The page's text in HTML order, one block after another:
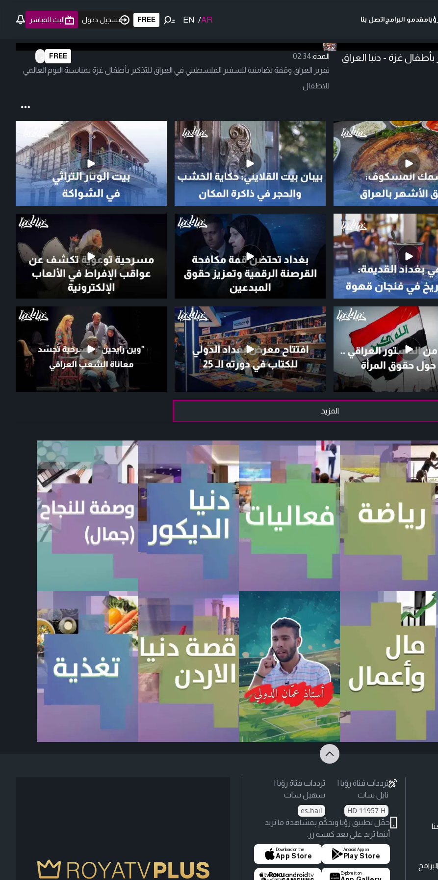
مقدمو البرامجاتصل بنا AR
/
EN
FREE تسجيل دخول البث المباشر
FREE غزة - دنيا العراق المدة:02:34
تقرير العراق وقفة تضامنية للسفير الفلسطيني في العراق للتذكير بأطفال غزة بمناسبة اليوم العالمي
للاطفال.
المزيد
ترددات قناة رؤيا |
نايل سات
HD 11957 H
ترددات قناة رؤيا |
سهيل سات
es.hail
حمّل تطبيق رؤيا وتحكّم بمشاهدة ما تريد
أينما تريد على بعد كبسة زر.
Android App on
Play Store
Download on the
App Store
Explore it on